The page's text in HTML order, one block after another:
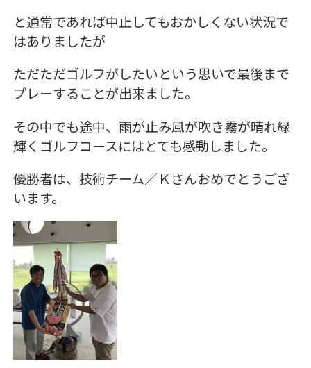
と通常であれば中止してもおかしくない状況で
はありましたが
ただただゴルフがしたいという思いで最後まで
プレーすることが出来ました。
その中でも途中、雨が止み風が吹き霧が晴れ緑
輝くゴルフコースにはとても感動しました。
優勝者は、技術チーム／Ｋさんおめでとうござ
います。